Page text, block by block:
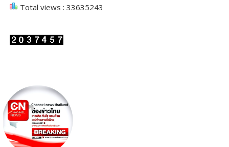
Total views : 33635243